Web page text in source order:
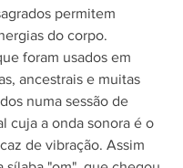
permitem
do corpo.
foram usados em
ancestrais e muitas
numa sessão de
cuja a onda sonora é o
de vibração. Assim